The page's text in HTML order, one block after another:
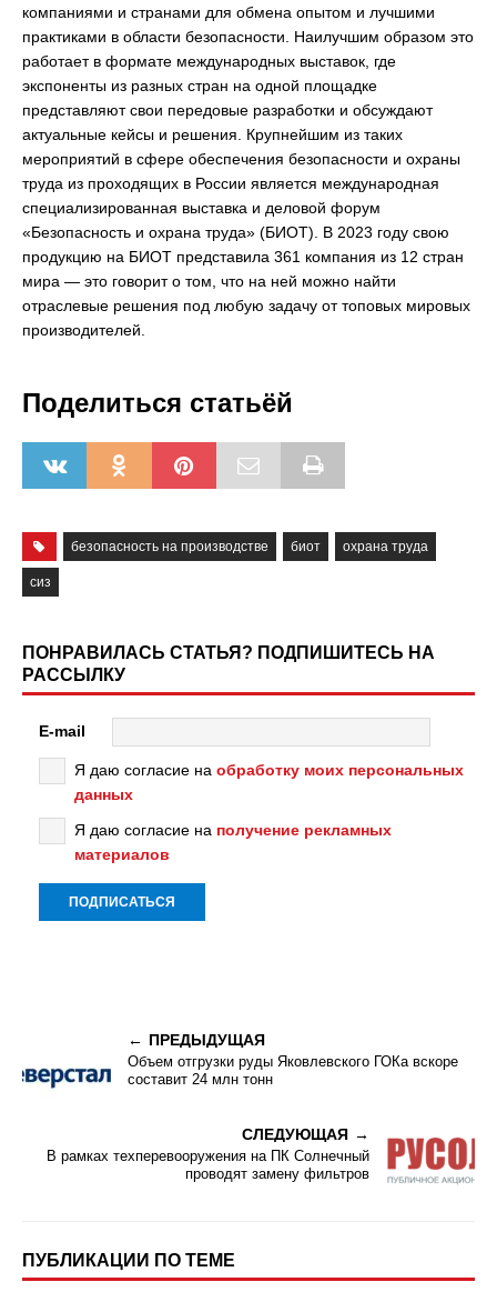
компаниями и странами для обмена опытом и лучшими
практиками в области безопасности. Наилучшим образом это
работает в формате международных выставок, где
экспоненты из разных стран на одной площадке
представляют свои передовые разработки и обсуждают
актуальные кейсы и решения. Крупнейшим из таких
мероприятий в сфере обеспечения безопасности и охраны
труда из проходящих в России является международная
специализированная выставка и деловой форум
«Безопасность и охрана труда» (БИОТ). В 2023 году свою
продукцию на БИОТ представила 361 компания из 12 стран
мира — это говорит о том, что на ней можно найти
отраслевые решения под любую задачу от топовых мировых
производителей.
Поделиться статьёй
безопасность на производстве биот охрана труда
сиз
ПОНРАВИЛАСЬ СТАТЬЯ? ПОДПИШИТЕСЬ НА
РАССЫЛКУ
E-mail
Я даю согласие на обработку моих персональных
данных
Я даю согласие на получение рекламных
материалов
ПРЕДЫДУЩАЯ
Объем отгрузки руды Яковлевского ГОКа вскоре
составит 24 млн тонн
СЛЕДУЮЩАЯ
В рамках техперевооружения на ПК Солнечный
проводят замену фильтров
ПУБЛИКАЦИИ ПО ТЕМЕ